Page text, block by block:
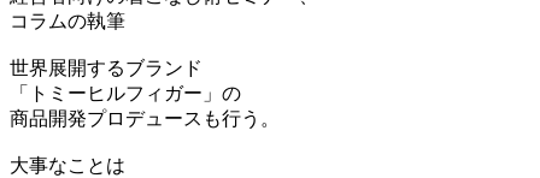
コラムの執筆
世界展開するブランド
「トミーヒルフィガー」の
商品開発プロデュースも行う。
大事なことは